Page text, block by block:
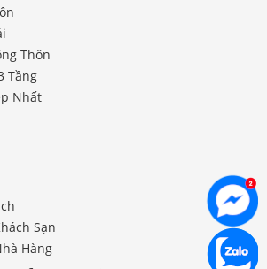
Thôn
Tầng
Nhất
Sạn
Hàng